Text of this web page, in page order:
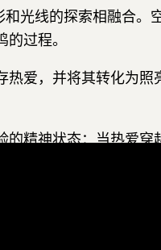
光线的探索相融合
过程。
爱，并将其转化为
精神状态：当热爱